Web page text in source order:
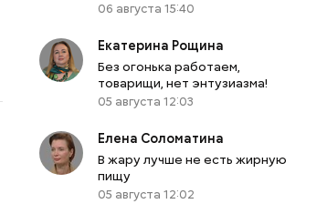
06 августа 15:40
Екатерина Рощина
Без огонька работаем,
товарищи, нет энтузиазма!
05 августа 12:03
Елена Соломатина
В жару лучше не есть жирную
пищу
05 августа 12:02